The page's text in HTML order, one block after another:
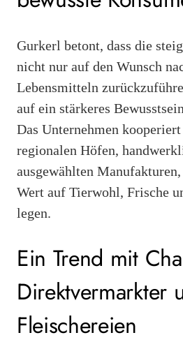
Gurkerl betont, dass die
nicht nur auf den Wunsch
Lebensmitteln
auf ein stärkeres
Das Unternehmen
regionalen Höfen,
ausgewählten
Wert auf Tierwohl, Frische
legen.
Ein Trend mit
Direktvermarkter
Fleischereien